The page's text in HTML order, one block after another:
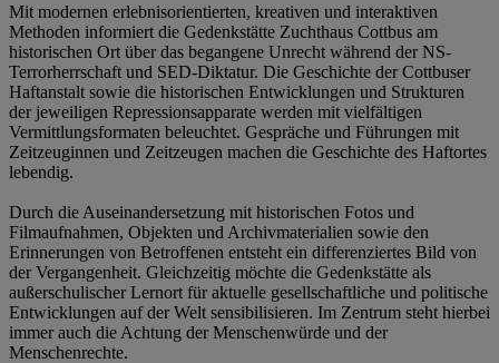
Mit modernen erlebnisorientierten, kreativen und interaktiven
Methoden informiert die Gedenkstätte Zuchthaus Cottbus am
historischen Ort über das begangene Unrecht während der NS-
Terrorherrschaft und SED-Diktatur. Die Geschichte der Cottbuser
Haftanstalt sowie die historischen Entwicklungen und Strukturen
der jeweiligen Repressionsapparate werden mit vielfältigen
Vermittlungsformaten beleuchtet. Gespräche und Führungen mit
Zeitzeuginnen und Zeitzeugen machen die Geschichte des Haftortes
lebendig.
Durch die Auseinandersetzung mit historischen Fotos und
Filmaufnahmen, Objekten und Archivmaterialien sowie den
Erinnerungen von Betroffenen entsteht ein differenziertes Bild von
der Vergangenheit. Gleichzeitig möchte die Gedenkstätte als
außerschulischer Lernort für aktuelle gesellschaftliche und politische
Entwicklungen auf der Welt sensibilisieren. Im Zentrum steht hierbei
immer auch die Achtung der Menschenwürde und der
Menschenrechte.